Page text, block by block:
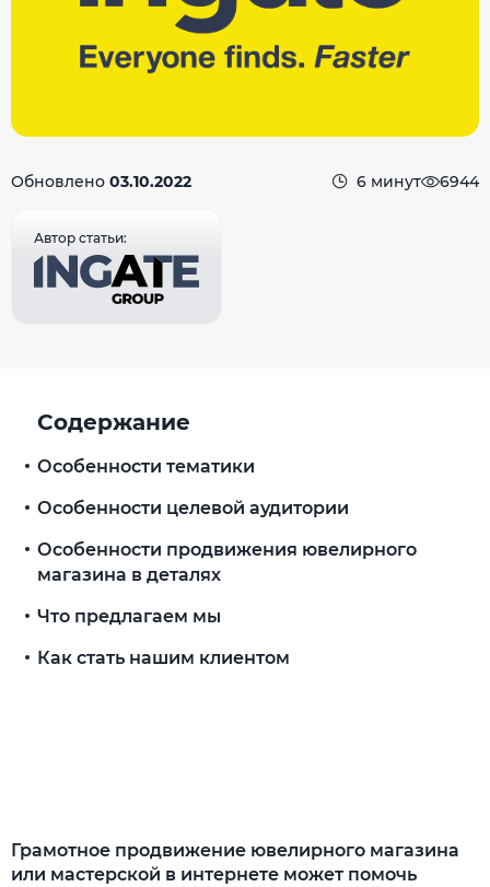
Обновлено 03.10.2022 6 минут 6944
Автор статьи:
Грамотное продвижение ювелирного магазина
или мастерской в интернете может помочь
Содержание
Особенности тематики
Особенности целевой аудитории
Особенности продвижения ювелирного
магазина в деталях
Что предлагаем мы
Как стать нашим клиентом